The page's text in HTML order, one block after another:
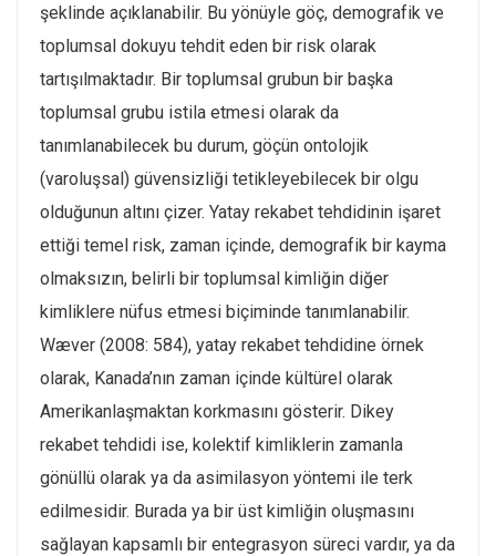
şeklinde açıklanabilir. Bu yönüyle göç, demografik ve
toplumsal dokuyu tehdit eden bir risk olarak
tartışılmaktadır. Bir toplumsal grubun bir başka
toplumsal grubu istila etmesi olarak da
tanımlanabilecek bu durum, göçün ontolojik
(varoluşsal) güvensizliği tetikleyebilecek bir olgu
olduğunun altını çizer. Yatay rekabet tehdidinin işaret
ettiği temel risk, zaman içinde, demografik bir kayma
olmaksızın, belirli bir toplumsal kimliğin diğer
kimliklere nüfus etmesi biçiminde tanımlanabilir.
Wæver (2008: 584), yatay rekabet tehdidine örnek
olarak, Kanada’nın zaman içinde kültürel olarak
Amerikanlaşmaktan korkmasını gösterir. Dikey
rekabet tehdidi ise, kolektif kimliklerin zamanla
gönüllü olarak ya da asimilasyon yöntemi ile terk
edilmesidir. Burada ya bir üst kimliğin oluşmasını
sağlayan kapsamlı bir entegrasyon süreci vardır, ya da